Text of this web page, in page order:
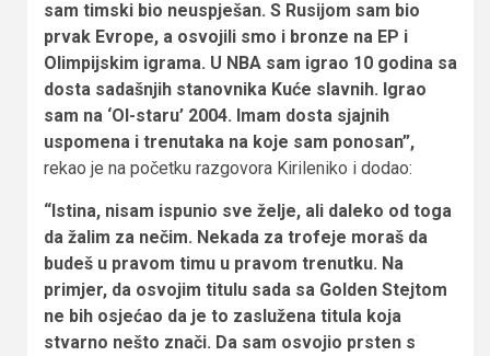
sam timski bio neuspješan. S Rusijom sam bio
prvak Evrope, a osvojili smo i bronze na EP i
Olimpijskim igrama. U NBA sam igrao 10 godina sa
dosta sadašnjih stanovnika Kuće slavnih. Igrao
sam na ‘Ol-staru’ 2004. Imam dosta sjajnih
uspomena i trenutaka na koje sam ponosan”,
rekao je na početku razgovora Kirileniko i dodao:
“Istina, nisam ispunio sve želje, ali daleko od toga
da žalim za nečim. Nekada za trofeje moraš da
budeš u pravom timu u pravom trenutku. Na
primjer, da osvojim titulu sada sa Golden Stejtom
ne bih osjećao da je to zaslužena titula koja
stvarno nešto znači. Da sam osvojio prsten s